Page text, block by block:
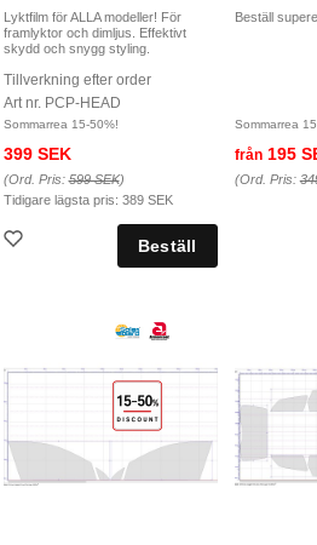
Lyktfilm för ALLA modeller! För
framlyktor och dimljus. Effektivt
skydd och snygg styling.
Tillverkning efter order
Art nr. PCP-HEAD
Sommarrea 15-50%!
399 SEK
(Ord. Pris:599 SEK)
Tidigare lägsta pris: 389 SEK
Beställ
Sommarrea
från195
(Ord. Pris: